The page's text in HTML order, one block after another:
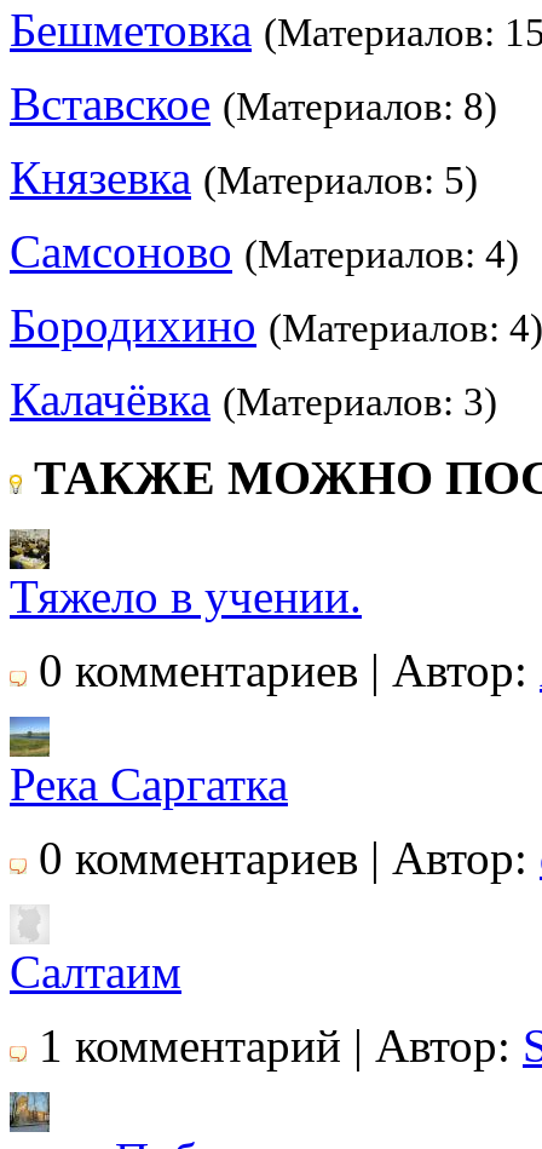
Бешметовка (Материалов:
Вставское (Материалов: 8)
Князевка (Материалов: 5)
Самсоново (Материалов: 4)
Бородихино (Материалов: 4)
Калачёвка (Материалов: 3)
ТАКЖЕ МОЖНО
Тяжело в учении.
0 комментариев | Автор:
Река Саргатка
0 комментариев | Автор:
Салтаим
1 комментарий | Автор: